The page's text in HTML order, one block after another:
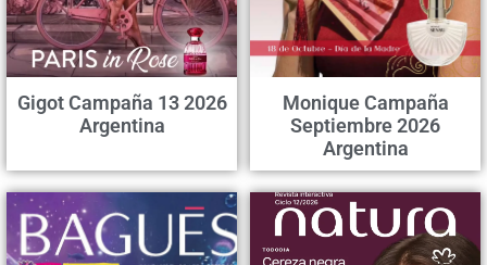
Gigot Campaña 13 2026
Argentina
Monique Campaña
Septiembre 2026
Argentina